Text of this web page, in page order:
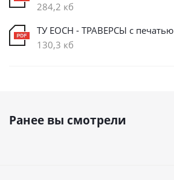
284,2 кб
ТУ ЕОСН - ТРАВЕРСЫ с печатью
130,3 кб
Ранее вы смотрели